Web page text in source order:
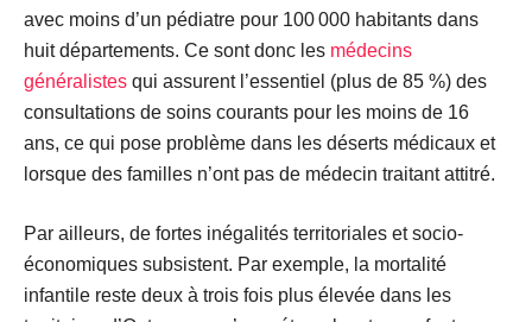
avec moins d’un pédiatre pour 100 000 habitants dans
huit départements. Ce sont donc les médecins
généralistes qui assurent l’essentiel (plus de 85 %) des
consultations de soins courants pour les moins de 16
ans, ce qui pose problème dans les déserts médicaux et
lorsque des familles n’ont pas de médecin traitant attitré.
Par ailleurs, de fortes inégalités territoriales et socio-
économiques subsistent. Par exemple, la mortalité
infantile reste deux à trois fois plus élevée dans les